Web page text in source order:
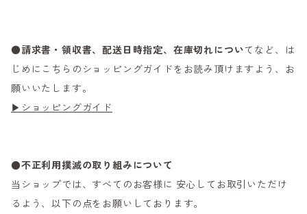
●請求書・領収書、配送日時指定、在庫切れについてなど、は
じめにこちらのショッピングガイドをお読み頂けますよう、お
願いいたします。
▶ショッピングガイド
●不正利用撲滅の取り組みについて
当ショップでは、すべてのお客様に 安心してお取引いただけ
るよう、以下の点をお願いしております。